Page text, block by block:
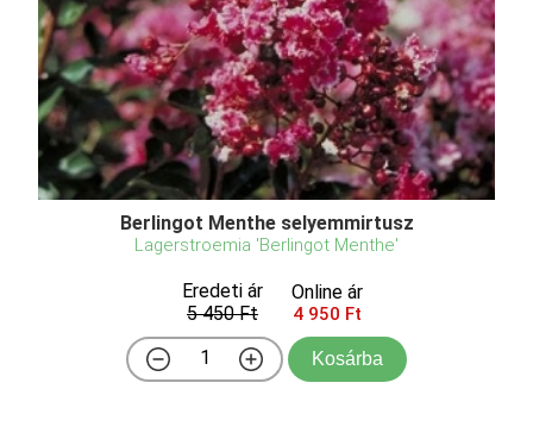
Berlingot Menthe selyemmirtusz
Lagerstroemia 'Berlingot Menthe'
Eredeti ár
5 450 Ft
Online ár
4 950 Ft
Kosárba